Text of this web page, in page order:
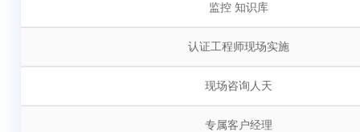
监控 知识库
认证工程师现场实施
现场咨询人天
专属客户经理